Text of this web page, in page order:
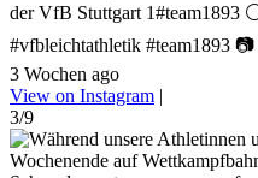
der VfB Stuttgart 1#team1893
#vfbleichtathletik #team1893 📷
3 Wochen ago
View on Instagram |
3/9